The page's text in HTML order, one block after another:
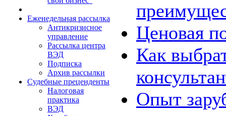
Еженедельная рассылка
Антикризисное
управление
Рассылка центра
ВЭД
Подписка
Архив рассылки
Судебные преценденты
Налоговая
практика
ВЭД
Ценовая
Как
Опыт